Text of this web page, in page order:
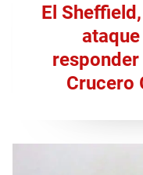
El
responder
Crucero